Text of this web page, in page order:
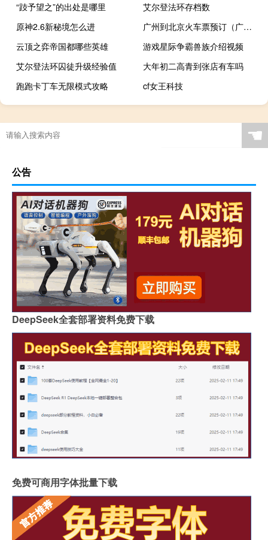
“跂予望之”的出处是哪里
艾尔登法环存档数
原神2.6新秘境怎么进
广州到北京火车票预订（广州到北京火车票）
云顶之弈帝国都哪些英雄
游戏星际争霸兽族介绍视频
艾尔登法环囚徒升级经验值
大年初二高青到张店有车吗
跑跑卡丁车无限模式攻略
cf女王科技
☚
公告
DeepSeek全套部署资料免费下载
免费可商用字体批量下载